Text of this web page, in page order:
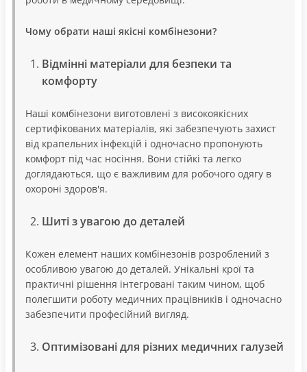
Чому обрати наші якісні комбінезони?
Відмінні матеріали для безпеки та
комфорту
Наші комбінезони виготовлені з високоякісних
сертифікованих матеріалів, які забезпечують захист
від крапельних інфекцій і одночасно пропонують
комфорт під час носіння. Вони стійкі та легко
доглядаються, що є важливим для робочого одягу в
охороні здоров'я.
Шиті з увагою до деталей
Кожен елемент наших комбінезонів розроблений з
особливою увагою до деталей. Унікальні крої та
практичні рішення інтегровані таким чином, щоб
полегшити роботу медичних працівників і одночасно
забезпечити професійний вигляд.
Оптимізовані для різних медичних галузей